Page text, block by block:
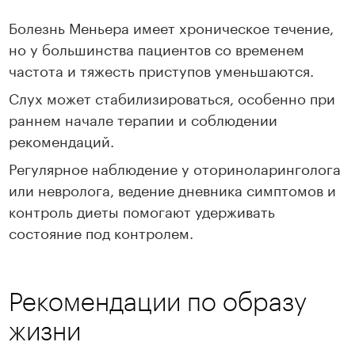
Болезнь Меньера имеет хроническое течение,
но у большинства пациентов со временем
частота и тяжесть приступов уменьшаются.
Слух может стабилизироваться, особенно при
раннем начале терапии и соблюдении
рекомендаций.
Регулярное наблюдение у оториноларинголога
или невролога, ведение дневника симптомов и
контроль диеты помогают удерживать
состояние под контролем.
Рекомендации по образу
жизни